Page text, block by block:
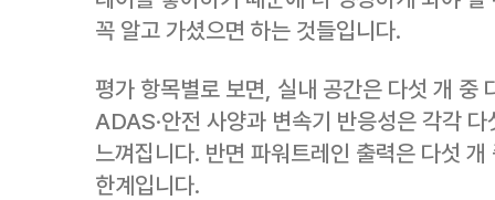
꼭 알고 가셨으면 하는 것들입니다.
평가 항목별로 보면, 실내 공간은 다섯 개 중
ADAS·안전 사양과 변속기 반응성은 각각
느껴집니다. 반면 파워트레인 출력은 다섯
한계입니다.